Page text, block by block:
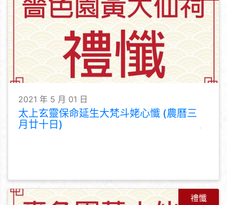
2021 年 5 月 01 日
太上玄靈保命延生大梵斗姥心懺 (農曆三
月廿十日)
禮懺